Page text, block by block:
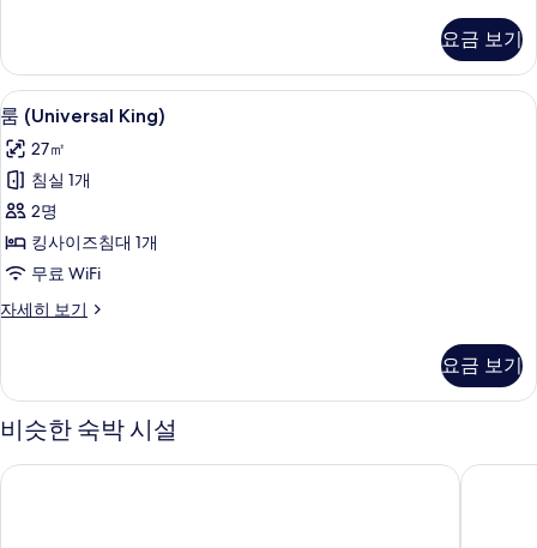
보
기
of
House)
자
세
히
보
기
요금 보기
룸
(Universal
King)
사
진
모
두
보
룸 (Universal King) | 객실 내 금고, 책
5
룸 (Universal King)
27㎡
침실 1개
2명
킹사이즈침대 1개
무료 WiFi
자세히 보기
룸
세
히
보
요금 보기
비슷한 숙박 시설
그랜드 먼데이 긴자 먼데이